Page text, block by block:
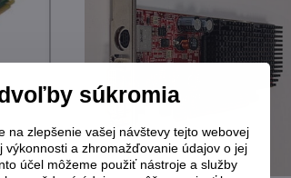
súkromia
na zlepšenie vašej návštevy tejto webovej
výkonnosti a zhromažďovanie údajov o jej
účel môžeme použiť nástroje a služby